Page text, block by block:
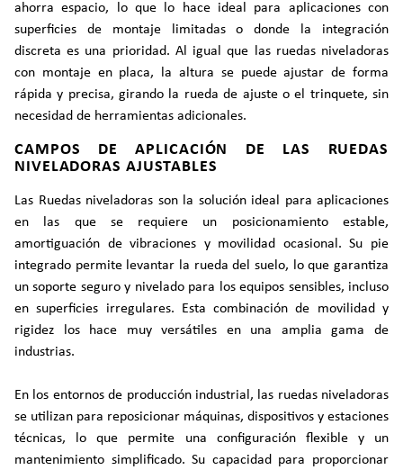
ahorra espacio, lo que lo hace ideal para aplicaciones con
superficies de montaje limitadas o donde la integración
discreta es una prioridad. Al igual que las ruedas niveladoras
con montaje en placa, la altura se puede ajustar de forma
rápida y precisa, girando la rueda de ajuste o el trinquete, sin
necesidad de herramientas adicionales.
CAMPOS DE APLICACIÓN DE LAS RUEDAS
NIVELADORAS AJUSTABLES
Las Ruedas niveladoras son la solución ideal para aplicaciones
en las que se requiere un posicionamiento estable,
amortiguación de vibraciones y movilidad ocasional. Su pie
integrado permite levantar la rueda del suelo, lo que garantiza
un soporte seguro y nivelado para los equipos sensibles, incluso
en superficies irregulares. Esta combinación de movilidad y
rigidez los hace muy versátiles en una amplia gama de
industrias.
En los entornos de producción industrial, las ruedas niveladoras
se utilizan para reposicionar máquinas, dispositivos y estaciones
técnicas, lo que permite una configuración flexible y un
mantenimiento simplificado. Su capacidad para proporcionar